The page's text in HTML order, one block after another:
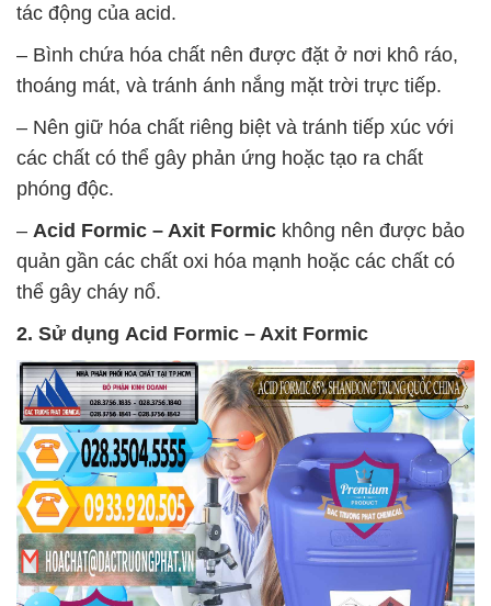
tác động của acid.
– Bình chứa hóa chất nên được đặt ở nơi khô ráo,
thoáng mát, và tránh ánh nắng mặt trời trực tiếp.
– Nên giữ hóa chất riêng biệt và tránh tiếp xúc với
các chất có thể gây phản ứng hoặc tạo ra chất
phóng độc.
– Acid Formic – Axit Formic không nên được bảo
quản gần các chất oxi hóa mạnh hoặc các chất có
thể gây cháy nổ.
2. Sử dụng Acid Formic – Axit Formic